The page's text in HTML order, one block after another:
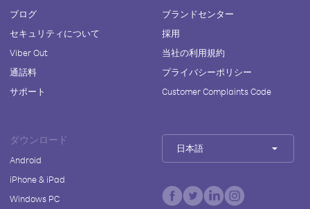
ブログ
セキュリティについて
Viber Out
通話料
サポート
ブランドセンター
採用
当社の利用規約
プライバシーポリシー
Customer Complaints Code
ダウンロード
Android
iPhone & iPad
Windows PC
日本語